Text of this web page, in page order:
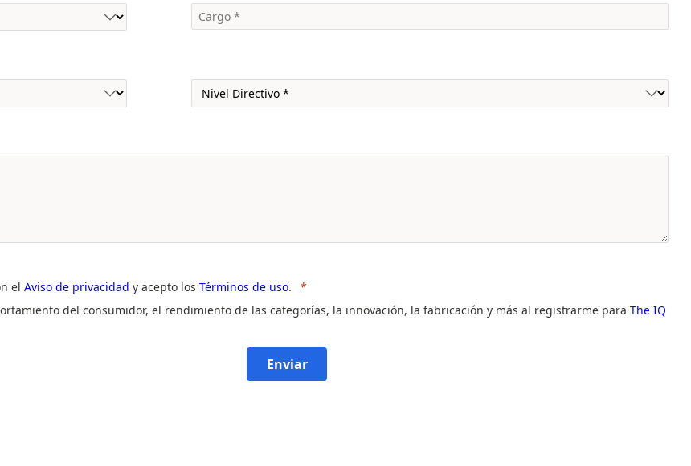
el Aviso de privacidad y acepto los Términos de uso.
del consumidor, el rendimiento de las categorías, la innovación, la fabricación y más al registrarme para The IQ
Enviar